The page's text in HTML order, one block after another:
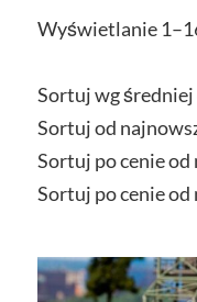
Wyświetlanie
Sortuj wg średniej
Sortuj od
Sortuj po cenie od
Sortuj po cenie od